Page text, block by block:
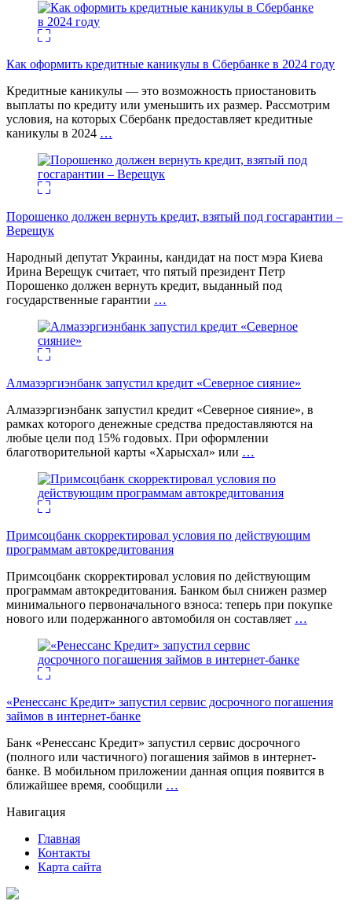
Как оформить кредитные каникулы в Сбербанке в 2024 году
Кредитные каникулы — это возможность приостановить
выплаты по кредиту или уменьшить их размер. Рассмотрим
условия, на которых Сбербанк предоставляет кредитные
каникулы в 2024 …
Порошенко должен вернуть кредит, взятый под госгарантии –
Верещук
Народный депутат Украины, кандидат на пост мэра Киева
Ирина Верещук считает, что пятый президент Петр
Порошенко должен вернуть кредит, выданный под
государственные гарантии …
Алмазэргиэнбанк запустил кредит «Северное сияние»
Алмазэргиэнбанк запустил кредит «Северное сияние», в
рамках которого денежные средства предоставляются на
любые цели под 15% годовых. При оформлении
благотворительной карты «Харысхал» или …
Примсоцбанк скорректировал условия по действующим
программам автокредитования
Примсоцбанк скорректировал условия по действующим
программам автокредитования. Банком был снижен размер
минимального первоначального взноса: теперь при покупке
нового или подержанного автомобиля он составляет …
«Ренессанс Кредит» запустил сервис досрочного погашения
займов в интернет-банке
Банк «Ренессанс Кредит» запустил сервис досрочного
(полного или частичного) погашения займов в интернет-
банке. В мобильном приложении данная опция появится в
ближайшее время, сообщили …
Навигация
Главная
Контакты
Карта сайта